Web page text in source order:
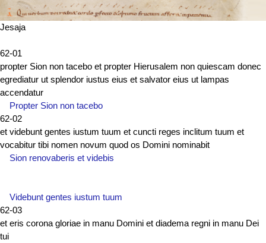
Jesaja
62-01
propter Sion non tacebo et propter Hierusalem non quiescam donec
egrediatur ut splendor iustus eius et salvator eius ut lampas
accendatur
Propter Sion non tacebo
62-02
et videbunt gentes iustum tuum et cuncti reges inclitum tuum et
vocabitur tibi nomen novum quod os Domini nominabit
Sion renovaberis et videbis
Videbunt gentes iustum tuum
62-03
et eris corona gloriae in manu Domini et diadema regni in manu Dei
tui